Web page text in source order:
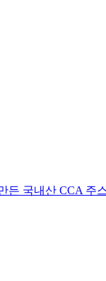
든 국내산 CCA 주